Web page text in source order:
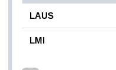
LAUS
LMI